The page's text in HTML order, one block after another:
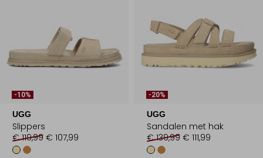
-10%
UGG
Slippers
€ 119,99 € 107,99
-20%
UGG
Sandalen met hak
€ 139,99 € 111,99